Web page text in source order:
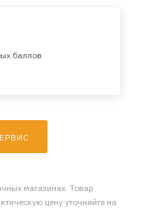
баллов
магазинах. Товар
цену уточняйте на